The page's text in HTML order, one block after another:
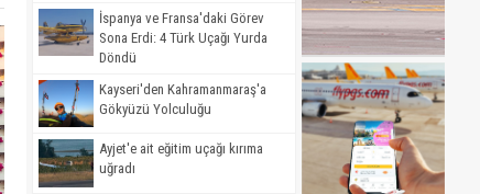
İspanya ve Fransa'daki Görev
Sona Erdi: 4 Türk Uçağı Yurda
Döndü
Kayseri'den Kahramanmaraş'a
Gökyüzü Yolculuğu
Ayjet'e ait eğitim uçağı kırıma
uğradı